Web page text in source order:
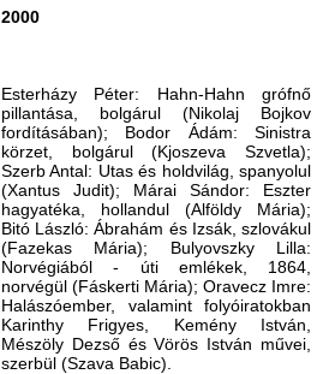
2000
Esterházy Péter: Hahn-Hahn grófnő
pillantása, bolgárul (Nikolaj Bojkov
fordításában); Bodor Ádám: Sinistra
körzet, bolgárul (Kjoszeva Szvetla);
Szerb Antal: Utas és holdvilág, spanyolul
(Xantus Judit); Márai Sándor: Eszter
hagyatéka, hollandul (Alföldy Mária);
Bitó László: Ábrahám és Izsák, szlovákul
(Fazekas Mária); Bulyovszky Lilla:
Norvégiából - úti emlékek, 1864,
norvégül (Fáskerti Mária); Oravecz Imre:
Halászóember, valamint folyóiratokban
Karinthy Frigyes, Kemény István,
Mészöly Dezső és Vörös István művei,
szerbül (Szava Babic).